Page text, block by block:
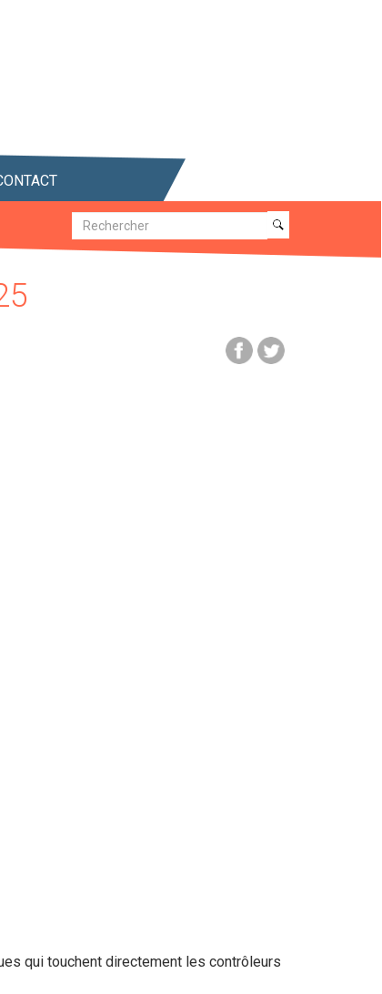
Recherche
Recherche
qui touchent directement les contrôleurs